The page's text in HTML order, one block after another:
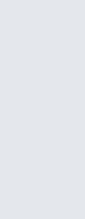
chargeur de
CELLONIC.
livraison rapide